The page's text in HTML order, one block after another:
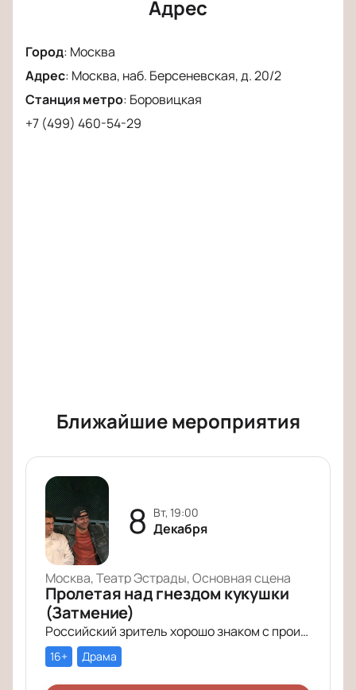
мастерством актерской игры.
сплетаются в единое целое, оставляя
неизгладимое впечатление.
Адрес
Город: Москва
Адрес: Москва, наб. Берсеневская, д. 20/2
Станция метро: Боровицкая
+7 (499) 460-54-29
Ближайшие мероприятия
8 вт, 19:00
Декабря
Москва, Театр Эстрады, Основная сцена
Пролетая над гнездом кукушки
(Затмение)
Российский зритель хорошо знаком с произведением Кена Кизи «Пролетая над гнездом кукушки». История поменяла название (теперь оно звучит совсем кратко – «Затмение»), но сюжет по-прежнему будоражит умы зрителей.
16+ Драма